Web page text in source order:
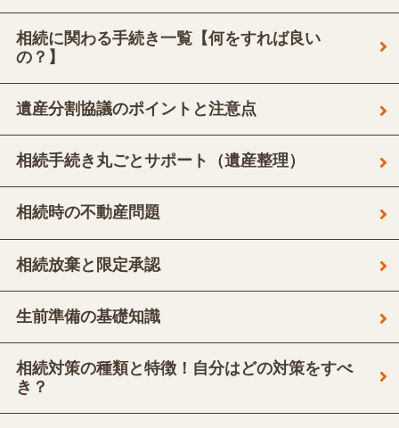
相続に関わる手続き一覧【何をすれば良い
の？】
遺産分割協議のポイントと注意点
相続手続き丸ごとサポート（遺産整理）
相続時の不動産問題
相続放棄と限定承認
生前準備の基礎知識
相続対策の種類と特徴！自分はどの対策をすべ
き？